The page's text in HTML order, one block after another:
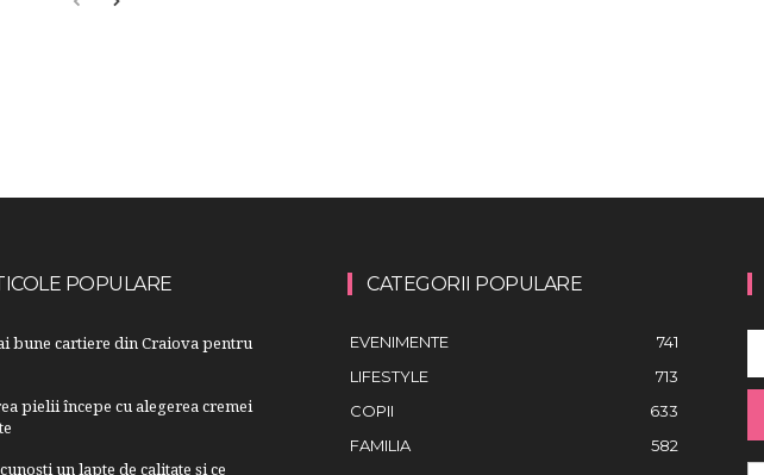
POPULARE
bune cartiere din Craiova pentru
pielii începe cu alegerea cremei
un lapte de calitate și ce
CATEGORII POPULARE
EVENIMENTE
741
LIFESTYLE
713
COPII
633
FAMILIA
582